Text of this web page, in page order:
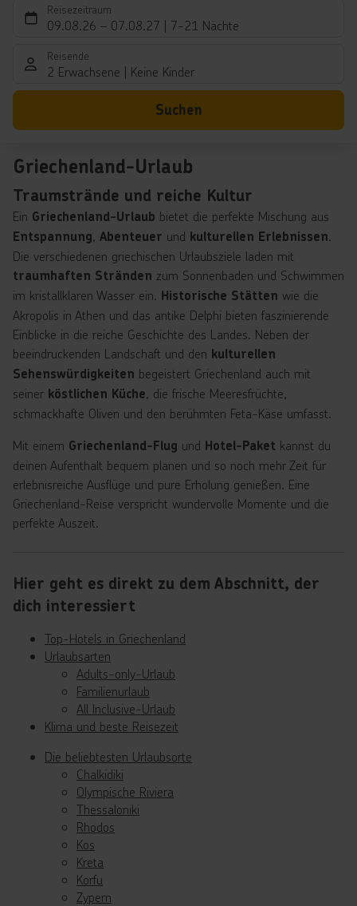
Reisezeitraum
09.08.26 – 07.08.27 7-21 Nächte
Reisende
2 Erwachsene Keine Kinder
Suchen
Griechenland-Urlaub
Traumstrände und reiche Kultur
Ein Griechenland-Urlaub bietet die perfekte Mischung aus
Entspannung, Abenteuer und kulturellen Erlebnissen.
Die verschiedenen griechischen Urlaubsziele laden mit
traumhaften Stränden zum Sonnenbaden und Schwimmen
im kristallklaren Wasser ein. Historische Stätten wie die
Akropolis in Athen und das antike Delphi bieten faszinierende
Einblicke in die reiche Geschichte des Landes. Neben der
beeindruckenden Landschaft und den kulturellen
Sehenswürdigkeiten begeistert Griechenland auch mit
seiner köstlichen Küche, die frische Meeresfrüchte,
schmackhafte Oliven und den berühmten Feta-Käse umfasst.
Mit einem Griechenland-Flug und Hotel-Paket kannst du
deinen Aufenthalt bequem planen und so noch mehr Zeit für
erlebnisreiche Ausflüge und pure Erholung genießen. Eine
Griechenland-Reise verspricht wundervolle Momente und die
perfekte Auszeit.
Hier geht es direkt zu dem Abschnitt, der
dich interessiert
Top-Hotels in Griechenland
Urlaubsarten
Adults-only-Urlaub
Familienurlaub
All Inclusive-Urlaub
Klima und beste Reisezeit
Die beliebtesten Urlaubsorte
Chalkidiki
Olympische Riviera
Thessaloniki
Rhodos
Kos
Kreta
Korfu
Zypern